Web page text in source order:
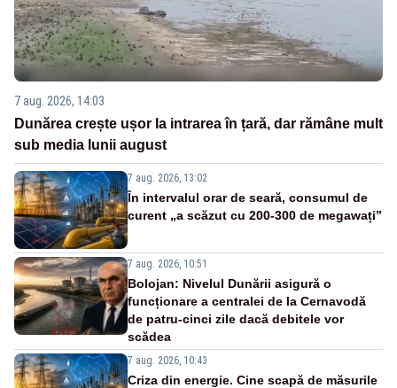
7 aug. 2026, 14:03
Dunărea crește ușor la intrarea în țară, dar rămâne mult
sub media lunii august
7 aug. 2026, 13:02
În intervalul orar de seară, consumul de
curent „a scăzut cu 200-300 de megawați”
7 aug. 2026, 10:51
Bolojan: Nivelul Dunării asigură o
funcționare a centralei de la Cernavodă
de patru-cinci zile dacă debitele vor
scădea
7 aug. 2026, 10:43
Criza din energie. Cine scapă de măsurile